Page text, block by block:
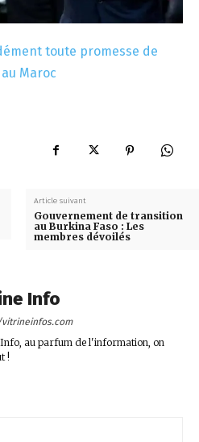
toute promesse de
Maroc
Article suivant
Gouvernement de transition
au Burkina Faso : Les
membres dévoilés
Info
au parfum de l'information, on
!